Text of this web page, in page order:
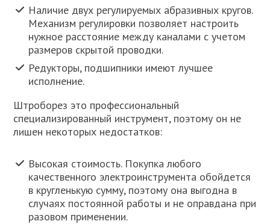
Наличие двух регулируемых абразивных кругов.
Механизм регулировки позволяет настроить
нужное расстояние между каналами с учетом
размеров скрытой проводки.
Редукторы, подшипники имеют лучшее
исполнение.
Штроборез это профессиональный
специализированный инструмент, поэтому он не
лишен некоторых недостатков:
Высокая стоимость. Покупка любого
качественного электроинструмента обойдется
в кругленькую сумму, поэтому она выгодна в
случаях постоянной работы и не оправдана при
разовом применении.